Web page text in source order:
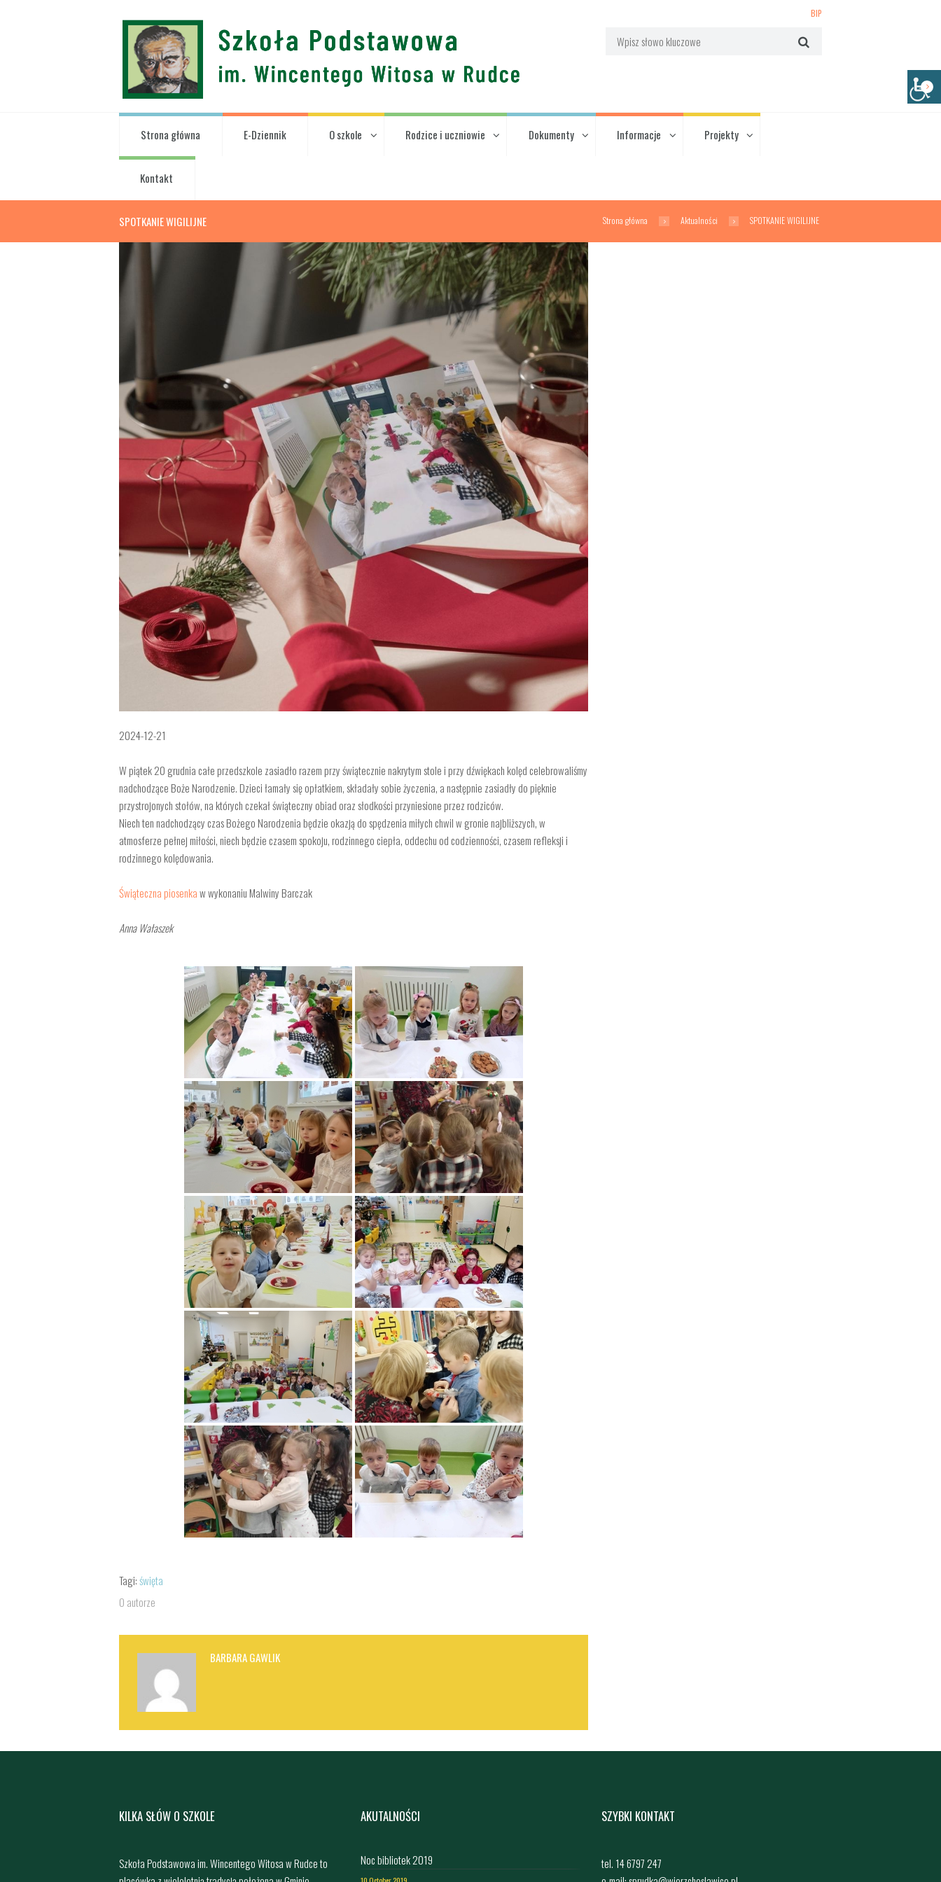
BIP
Strona główna E-Dziennik O szkole Rodzice i uczniowie Dokumenty Informacje Projekty
Kontakt
SPOTKANIE WIGILIJNE Strona główna Aktualności SPOTKANIE WIGILIJNE
2024-12-21
W piątek 20 grudnia całe przedszkole zasiadło razem przy świątecznie nakrytym stole i przy dźwiękach kolęd celebrowaliśmy
nadchodzące Boże Narodzenie. Dzieci łamały się opłatkiem, składały sobie życzenia, a następnie zasiadły do pięknie
przystrojonychstołów, na których czekał świąteczny obiad oraz słodkości przyniesione przez rodziców.
Niech ten nadchodzący czas Bożego Narodzenia będzie okazją do spędzenia miłych chwil w gronie najbliższych, w
atmosferze pełnej miłości, niech będzie czasem spokoju, rodzinnego ciepła, oddechu od codzienności, czasem refleksji i
rodzinnego kolędowania.
Świąteczna piosenkaw wykonaniu Malwiny Barczak
Anna Wałaszek
Tagi:święta
O autorze
BARBARA GAWLIK
KILKA SŁÓW O SZKOLE
Szkoła Podstawowa im. Wincentego Witosa w Rudce to
AKUTALNOŚCI
Noc bibliotek 2019
SZYBKI KONTAKT
tel. 14 6797 247